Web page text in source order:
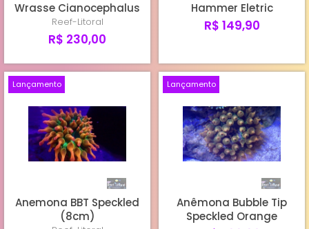
Wrasse Cianocephalus
Reef-Litoral
R$ 230,00
Hammer Eletric
R$ 149,90
Lançamento
Anemona BBT Speckled
(8cm)
Lançamento
Anêmona Bubble Tip
Speckled Orange